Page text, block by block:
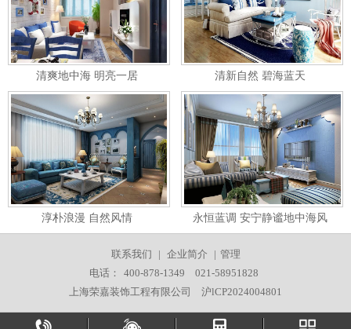
清爽地中海 明亮一居 清新自然 碧海蓝天
淳朴浪漫 自然风情 永恒蓝调 安宁静谧地中海风
联系我们 | 企业简介 | 管理
电话：
400-878-1349
021-58951828
上海荣嘉装饰工程有限公司
沪lCP2024004801